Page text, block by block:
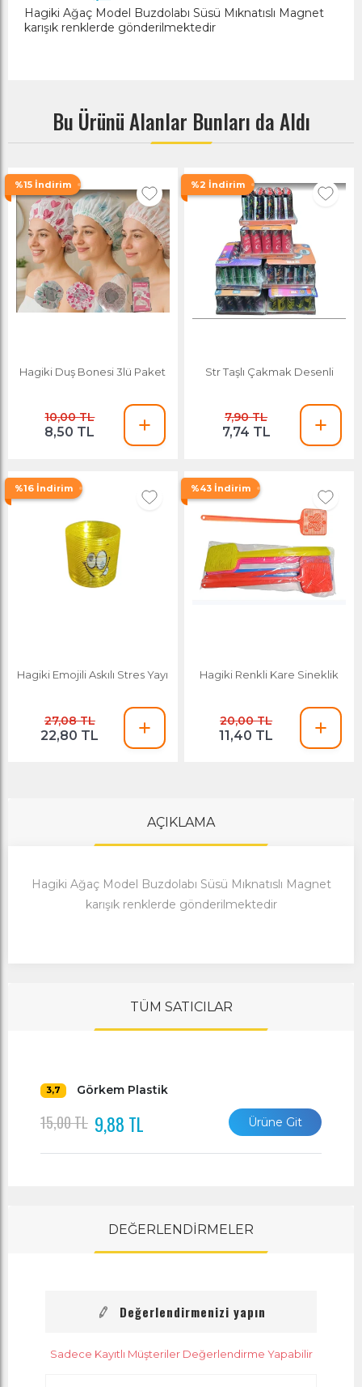
Hagiki Ağaç Model Buzdolabı Süsü Mıknatıslı Magnet
karışık renklerde gönderilmektedir
Bu Ürünü Alanlar Bunları da Aldı
%15 İndirim
Hagiki Duş Bonesi 3lü Paket
10,00 TL
8,50 TL
%2 İndirim
Str Taşlı Çakmak Desenli
7,90 TL
7,74 TL
%16 İndirim
Hagiki Emojili Askılı Stres Yayı
27,08 TL
22,80 TL
%43 İndirim
Hagiki Renkli Kare Sineklik
20,00 TL
11,40 TL
AÇIKLAMA
Hagiki Ağaç Model Buzdolabı Süsü Mıknatıslı Magnet
karışık renklerde gönderilmektedir
TÜM SATICILAR
3,7 Görkem Plastik
15,00 TL 9,88 TL Ürüne Git
DEĞERLENDİRMELER
Değerlendirmenizi yapın
Sadece Kayıtlı Müşteriler Değerlendirme Yapabilir